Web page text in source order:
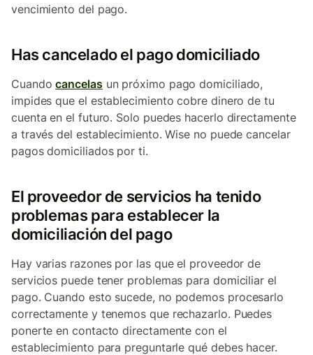
vencimiento del pago.
Has cancelado el pago domiciliado
Cuandocancelasun próximo pago domiciliado,
impides que el establecimiento cobre dinero de tu
cuenta en el futuro. Solo puedes hacerlo directamente
a través del establecimiento. Wise no puede cancelar
pagos domiciliados por ti.
El proveedor de servicios ha tenido
problemas para establecer la
domiciliación del pago
Hay varias razones por las que el proveedor de
servicios puede tener problemas para domiciliar el
pago. Cuando esto sucede, no podemos procesarlo
correctamente y tenemos que rechazarlo. Puedes
ponerte en contacto directamente con el
establecimiento para preguntarle qué debes hacer.